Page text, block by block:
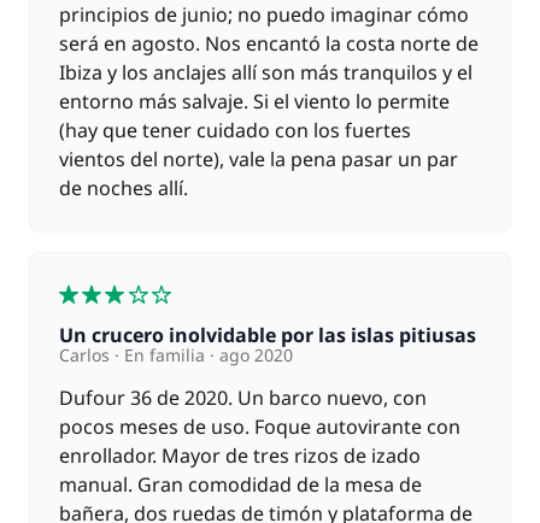
principios de junio; no puedo imaginar cómo
será en agosto. Nos encantó la costa norte de
Ibiza y los anclajes allí son más tranquilos y el
entorno más salvaje. Si el viento lo permite
(hay que tener cuidado con los fuertes
vientos del norte), vale la pena pasar un par
de noches allí.
Un crucero inolvidable por las islas pitiusas
Carlos En familia ago 2020
Dufour 36 de 2020. Un barco nuevo, con
pocos meses de uso. Foque autovirante con
enrollador. Mayor de tres rizos de izado
manual. Gran comodidad de la mesa de
bañera, dos ruedas de timón y plataforma de